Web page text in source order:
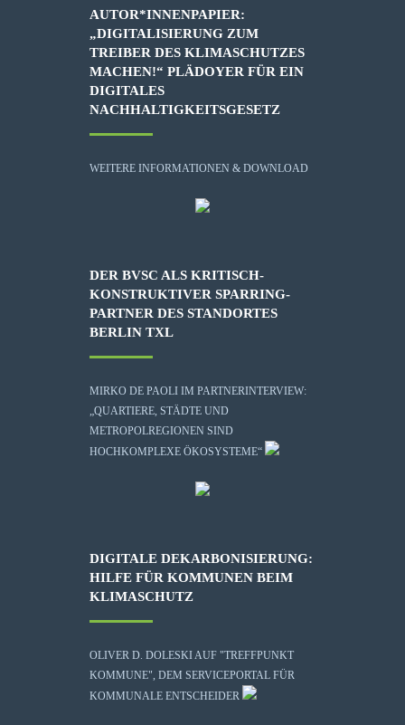
AUTOR*INNENPAPIER:
„DIGITALISIERUNG ZUM
TREIBER DES KLIMASCHUTZES
MACHEN!“ PLÄDOYER FÜR EIN
DIGITALES
NACHHALTIGKEITSGESETZ
WEITERE INFORMATIONEN & DOWNLOAD
DER BVSC ALS KRITISCH-
KONSTRUKTIVER SPARRING-
PARTNER DES STANDORTES
BERLIN TXL
MIRKO DE PAOLI IM PARTNERINTERVIEW:
„QUARTIERE, STÄDTE UND
METROPOLREGIONEN SIND
HOCHKOMPLEXE ÖKOSYSTEME“
DIGITALE DEKARBONISIERUNG:
HILFE FÜR KOMMUNEN BEIM
KLIMASCHUTZ
OLIVER D. DOLESKI AUF "TREFFPUNKT
KOMMUNE", DEM SERVICEPORTAL FÜR
KOMMUNALE ENTSCHEIDER